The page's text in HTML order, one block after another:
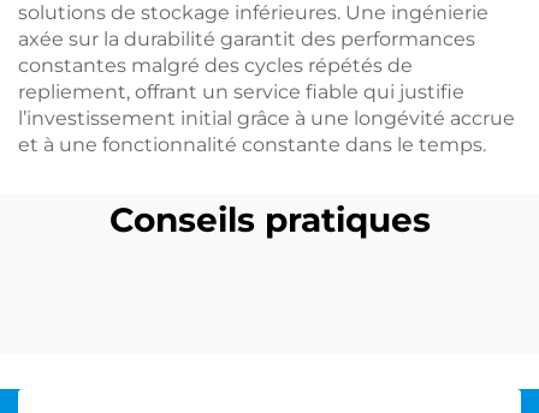
solutions de stockage inférieures. Une ingénierie
axée sur la durabilité garantit des performances
constantes malgré des cycles répétés de
repliement, offrant un service fiable qui justifie
l’investissement initial grâce à une longévité accrue
et à une fonctionnalité constante dans le temps.
Conseils pratiques